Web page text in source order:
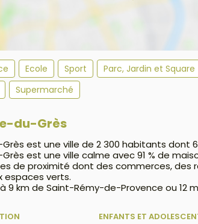
Ecole Sport Parc, Jardin et Square
Supermarché
du-Grès
est une ville de 2 300 habitants dont
est une ville calme avec 91 % de
de proximité dont des commerces, des
espaces verts.
9 km de Saint-Rémy-de-Provence ou 12
ENFANTS ET